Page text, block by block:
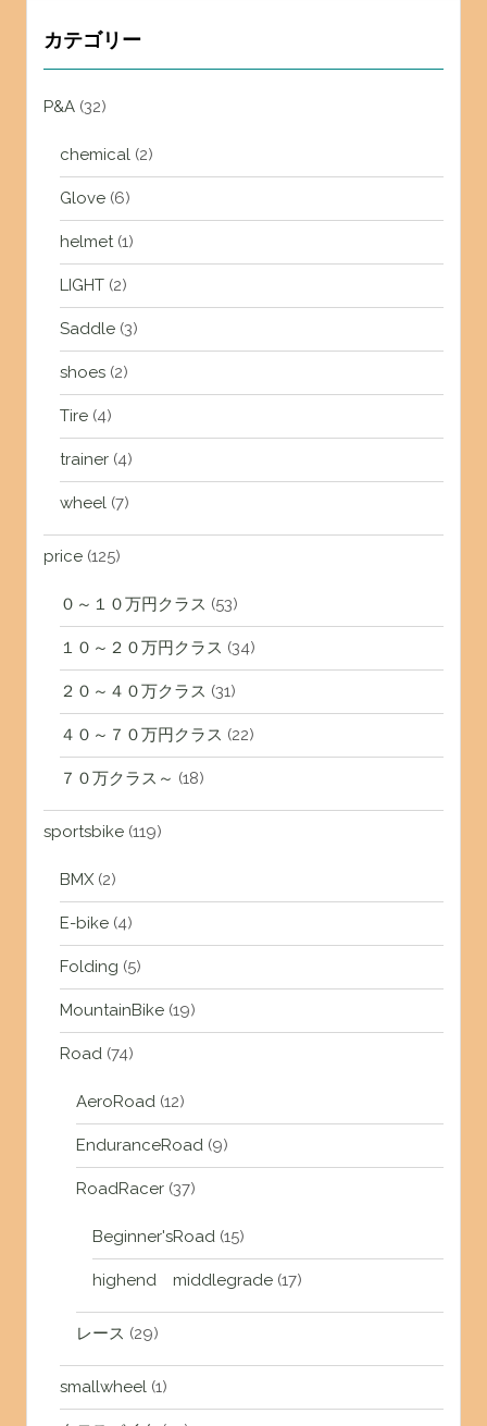
カテゴリー
P&A(32)
chemical(2)
Glove(6)
helmet(1)
LIGHT(2)
Saddle(3)
shoes(2)
Tire(4)
trainer(4)
wheel(7)
price(125)
０～１０万円クラス (53)
１０～２０万円クラス (34)
２０～４０万クラス (31)
４０～７０万円クラス (22)
７０万クラス～ (18)
sportsbike(119)
BMX(2)
E-bike(4)
Folding (5)
MountainBike(19)
Road(74)
AeroRoad(12)
EnduranceRoad(9)
RoadRacer(37)
Beginner'sRoad(15)
highend middlegrade(17)
レース (29)
smallwheel(1)